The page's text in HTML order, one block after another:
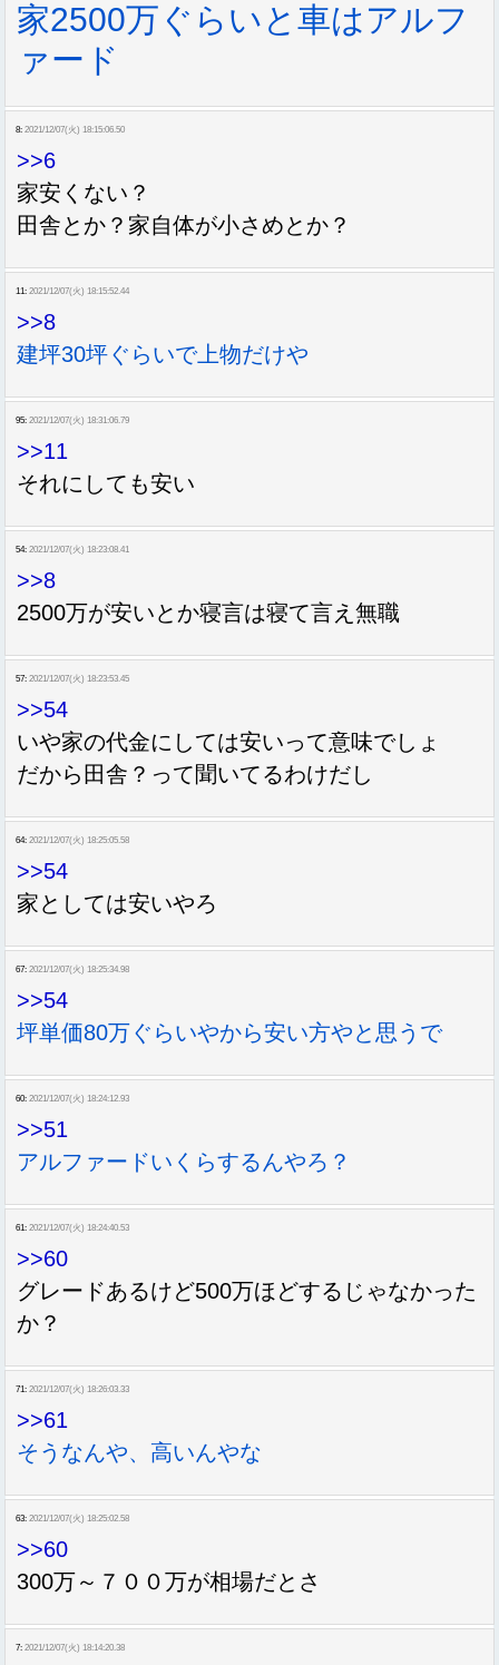
家2500万ぐらいと車はアルフ
ァード
8: 2021/12/07(火) 18:15:06.50
>>6
家安くない？
田舎とか？家自体が小さめとか？
11: 2021/12/07(火) 18:15:52.44
>>8
建坪30坪ぐらいで上物だけや
95: 2021/12/07(火) 18:31:06.79
>>11
それにしても安い
54: 2021/12/07(火) 18:23:08.41
>>8
2500万が安いとか寝言は寝て言え無職
57: 2021/12/07(火) 18:23:53.45
>>54
いや家の代金にしては安いって意味でしょ
だから田舎？って聞いてるわけだし
64: 2021/12/07(火) 18:25:05.58
>>54
家としては安いやろ
67: 2021/12/07(火) 18:25:34.98
>>54
坪単価80万ぐらいやから安い方やと思うで
60: 2021/12/07(火) 18:24:12.93
>>51
アルファードいくらするんやろ？
61: 2021/12/07(火) 18:24:40.53
>>60
グレードあるけど500万ほどするじゃなかった
か？
71: 2021/12/07(火) 18:26:03.33
>>61
そうなんや、高いんやな
63: 2021/12/07(火) 18:25:02.58
>>60
300万～７００万が相場だとさ
7: 2021/12/07(火) 18:14:20.38